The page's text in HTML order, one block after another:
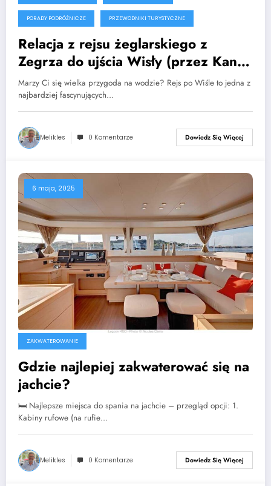
PORADY PODRÓŻNICZE PRZEWODNIKI TURYSTYCZNE
Relacja z rejsu żeglarskiego z
Zegrza do ujścia Wisły (przez Kanał
Królewski)
Marzy Ci się wielka przygoda na wodzie? Rejs po Wiśle to jedna z
najbardziej fascynujących…
Melikles 0 Komentarze Dowiedz Się Więcej
6 maja, 2025
ZAKWATEROWANIE
Gdzie najlepiej zakwaterować się na
jachcie?
🛏️ Najlepsze miejsca do spania na jachcie – przegląd opcji: 1.
Kabiny rufowe (na rufie…
Melikles 0 Komentarze Dowiedz Się Więcej